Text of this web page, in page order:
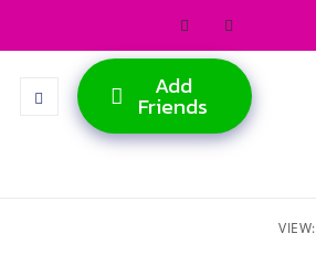
Add
Friends
VIEW: